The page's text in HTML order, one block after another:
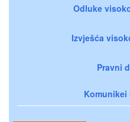
Odluke
Izvješća
Pravni
Komunikei